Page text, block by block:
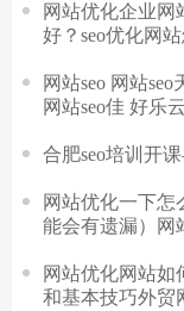
网站优化企业网
好？seo优化网
网站seo 网站
网站seo佳 好乐
合肥seo培训开
网站优化一下怎
能会有遗漏）网
网站优化网站如
和基本技巧外贸